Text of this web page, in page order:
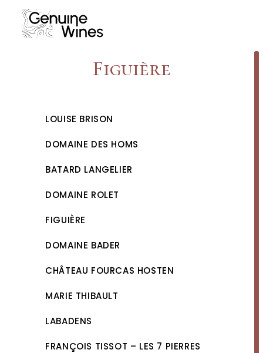
content
Figuière
LOUISE BRISON
DOMAINE DES HOMS
BATARD LANGELIER
DOMAINE ROLET
FIGUIÈRE
DOMAINE BADER
CHÂTEAU FOURCAS HOSTEN
MARIE THIBAULT
LABADENS
FRANÇOIS TISSOT – LES 7 PIERRES